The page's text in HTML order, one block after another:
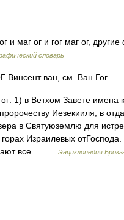
и маг ог и гог маг ог,
словарь
Винсент ван, см. Ван Гог …
1) в Ветхом Завете имена
Иезекииля, в
в Святуюземлю для
горах Израилевых
все… …
Энциклопедия